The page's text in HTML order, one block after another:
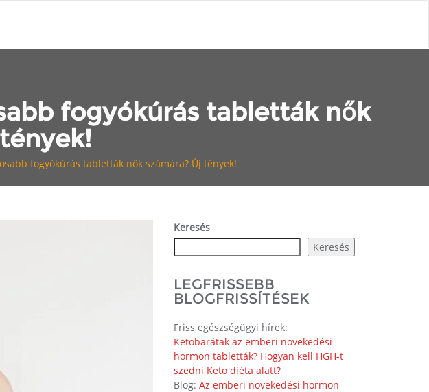
fogyókúrás tabletták nők
fogyókúrás tabletták nők számára? Új tények!
Keresés
Keresés
LEGFRISSEBB
BLOGFRISSÍTÉSEK
Friss egészségügyi hírek:
Ketobarátak az emberi növekedési
hormon tabletták? Hogyan kell HGH-t
szedni Keto diéta alatt?
Blog: Az emberi növekedési hormon